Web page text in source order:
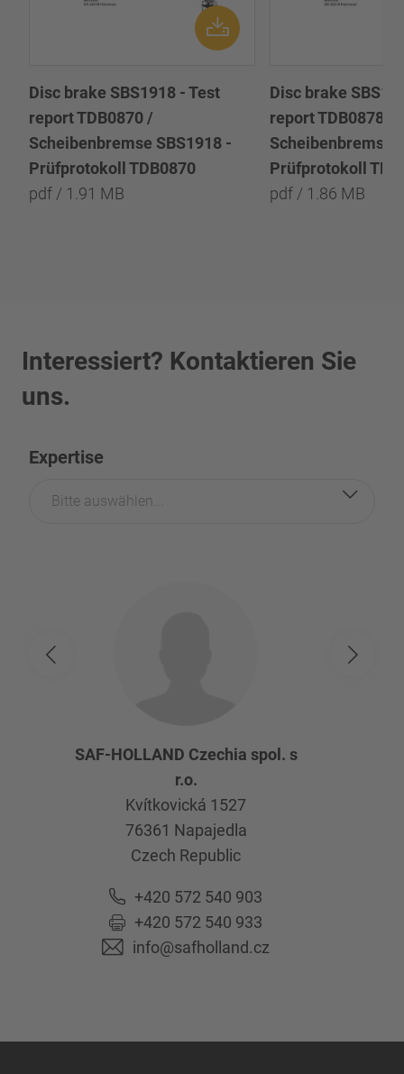
Disc brake SBS1918 - Test
report TDB0870 /
Scheibenbremse SBS1918 -
Prüfprotokoll TDB0870
pdf / 1.91 MB
Disc brake
report TDB0878 /
Scheibenbremse
Prüfprotokoll
pdf / 1.86 MB
Interessiert? Kontaktieren Sie
uns.
Expertise
Bitte auswählen...
SAF-HOLLAND Czechia spol. s
r.o.
Kvítkovická 1527
76361 Napajedla
Czech Republic
+420 572 540 903
+420 572 540 933
info@safholland.cz